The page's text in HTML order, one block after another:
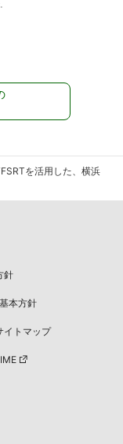
を活用した、横浜
針
本方針
イトマップ